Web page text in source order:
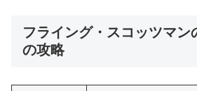
フライング・スコッツマン
の攻略